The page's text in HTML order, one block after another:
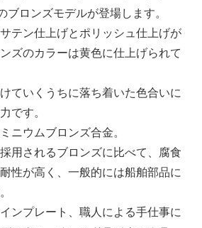
ブロンズモデルが登場します。
テン仕上げとポリッシュ仕上げが
ズのカラーは黄色に仕上げられて
ていくうちに落ち着いた色合いに
です。
ニウムブロンズ合金。
用されるブロンズに比べて、腐食
性が高く、一般的には船舶部品に
ンプレート、職人による手仕事に